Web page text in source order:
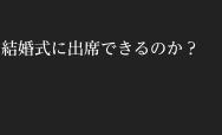
婚式に出席できるのか？